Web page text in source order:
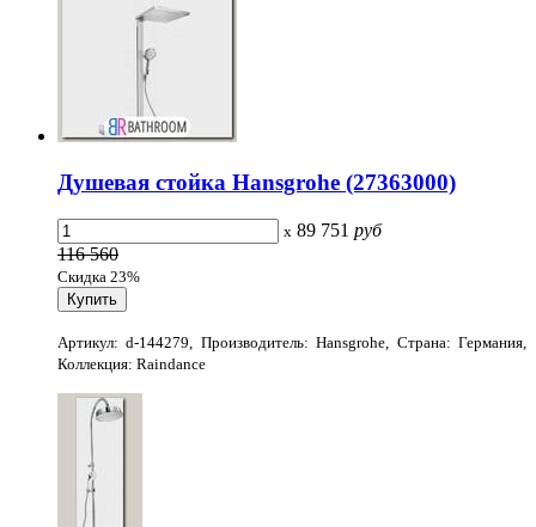
Душевая стойка Hansgrohe (27363000)
x 89 751 руб
116 560
Скидка 23%
Артикул: d-144279, Производитель: Hansgrohe, Страна: Германия,
Коллекция: Raindance